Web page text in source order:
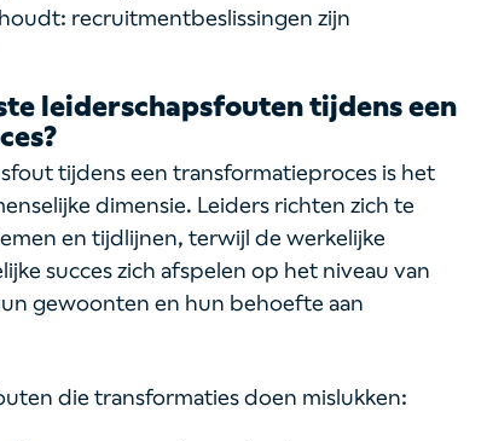
recruitmentbeslissingen zijn
leiderschapsfouten tijdens een
tijdens een transformatieproces is het
dimensie. Leiders richten zich te
en tijdlijnen, terwijl de werkelijke
succes zich afspelen op het niveau van
gewoonten en hun behoefte aan
die transformaties doen mislukken: